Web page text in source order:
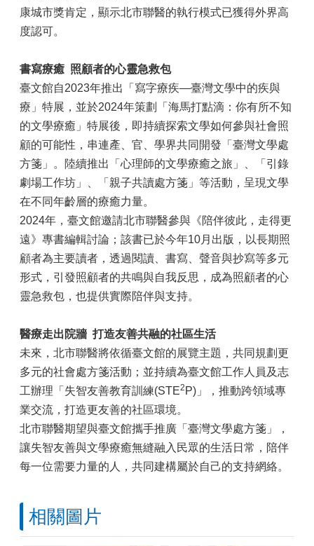
康城市獎肯定，顯示北市聯醫的執行模式已獲得外界高
度認可。
書寫療癒 照顧者的心靈急救包
臺文館自2023年推出「寫字療疾—臺灣文學中的疾與
療」特展，並於2024年策劃「海馬打點滴：你有所不知
的文學療癒」特展後，即持續探索文學如何參與社會照
顧的可能性，串連產、官、學界共同開發「臺灣文學處
方箋」。陸續推出「心理師的文學療癒之旅」、「引錄
劇場工作坊」、「親子共讀處方箋」等活動，呈現文學
在不同年齡層的療癒力量。
2024年，臺文館邀請北市聯醫參與《陪伴彼此，走得更
遠》專書編輯討論；該書已於今年10月出版，以長期照
顧者為主要讀者，透過閱讀、書寫、聲音與抄寫等多元
形式，引發照顧者的共鳴與自我反思，成為照顧者的心
靈急救包，也提供實際陪伴與支持。
醫療走出院牆 打造友善共融的社區生活
未來，北市聯醫將依循臺文館的展覽主題，共同規劃更
多元的社會處方箋活動；並持續為臺文館工作人員及志
工辦理「失智友善教育訓練(STE2 P)」，推動跨領域專
業交流，打造更友善的社區環境。
北市聯醫期望與臺文館攜手推廣「臺灣文學處方箋」，
讓失智友善與文學療癒無縫融入民眾的生活日常，陪伴
每一位需要力量的人，共同建構屬於自己的支持網絡。
相關圖片